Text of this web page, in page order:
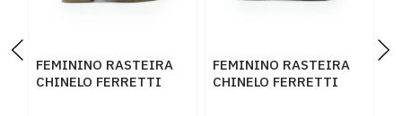
FEMININO RASTEIRA
CHINELO FERRETTI
FEMININO RASTEIRA
CHINELO FERRETTI